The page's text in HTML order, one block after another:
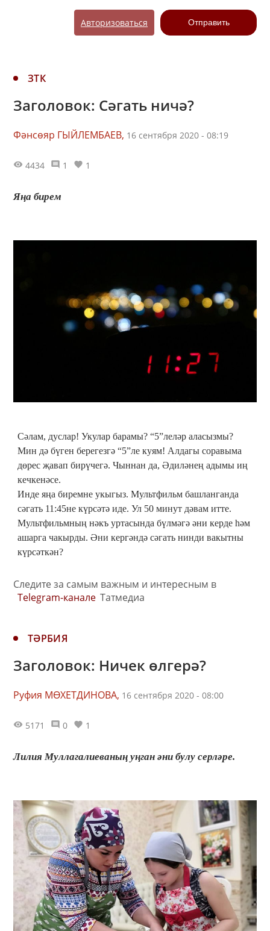
Авторизоваться Отправить
ЗТК
Заголовок: Сәгать ничә?
Фәнсөяр ГЫЙЛЕМБАЕВ, 16 сентября 2020 - 08:19
4434 1 1
Яңа бирем
Сәлам, дуслар! Укулар барамы? “5”леләр аласызмы?
Мин дә бүген берегезгә “5”ле куям! Алдагы соравыма
дөрес җавап бирүчегә. Чыннан да, Әдиләнең адымы иң
кечкенәсе.
Инде яңа биремне укыгыз. Мультфильм башланганда
сәгать 11:45не күрсәтә иде. Ул 50 минут дәвам итте.
Мультфильмның нәкъ уртасында бүлмәгә әни керде һәм
ашарга чакырды. Әни кергәндә сәгать нинди вакытны
күрсәткән?
Следите за самым важным и интересным в
Telegram-канале Татмедиа
ТӘРБИЯ
Заголовок: Ничек өлгерә?
Руфия МӨХЕТДИНОВА, 16 сентября 2020 - 08:00
5171 0 1
Лилия Муллагалиеваның уңган әни булу серләре.